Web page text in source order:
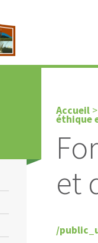
Accueil >
éthique
et
/